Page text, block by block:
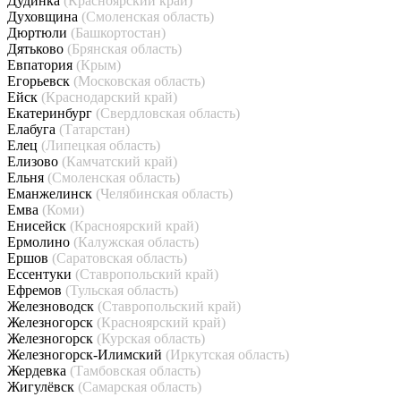
Духовщина (Смоленская область)
Дюртюли (Башкортостан)
Дятьково (Брянская область)
Евпатория (Крым)
Егорьевск (Московская область)
Ейск (Краснодарский край)
Екатеринбург (Свердловская область)
Елабуга (Татарстан)
Елец (Липецкая область)
Елизово (Камчатский край)
Ельня (Смоленская область)
Еманжелинск (Челябинская область)
Емва (Коми)
Енисейск (Красноярский край)
Ермолино (Калужская область)
Ершов (Саратовская область)
Ессентуки (Ставропольский край)
Ефремов (Тульская область)
Железноводск (Ставропольский край)
Железногорск (Красноярский край)
Железногорск (Курская область)
Железногорск-Илимский (Иркутская область)
Жердевка (Тамбовская область)
Жигулёвск (Самарская область)